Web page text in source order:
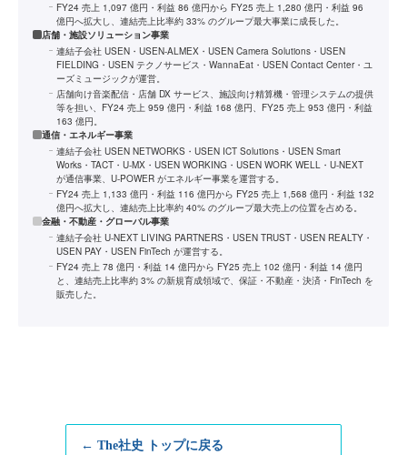
FY24 売上 1,097 億円・利益 86 億円から FY25 売上 1,280 億円・利益 96
億円へ拡大し、連結売上比率約 33% のグループ最大事業に成長した。
店舗・施設ソリューション事業
連結子会社 USEN・USEN-ALMEX・USEN Camera Solutions・USEN
FIELDING・USEN テクノサービス・WannaEat・USEN Contact Center・ユ
ーズミュージックが運営。
店舗向け音楽配信・店舗 DX サービス、施設向け精算機・管理システムの提供
等を担い、FY24 売上 959 億円・利益 168 億円、FY25 売上 953 億円・利益
163 億円。
通信・エネルギー事業
連結子会社 USEN NETWORKS・USEN ICT Solutions・USEN Smart
Works・TACT・U-MX・USEN WORKING・USEN WORK WELL・U-NEXT
が通信事業、U-POWER がエネルギー事業を運営する。
FY24 売上 1,133 億円・利益 116 億円から FY25 売上 1,568 億円・利益 132
億円へ拡大し、連結売上比率約 40% のグループ最大売上の位置を占める。
金融・不動産・グローバル事業
連結子会社 U-NEXT LIVING PARTNERS・USEN TRUST・USEN REALTY・
USEN PAY・USEN FinTech が運営する。
FY24 売上 78 億円・利益 14 億円から FY25 売上 102 億円・利益 14 億円
と、連結売上比率約 3% の新規育成領域で、保証・不動産・決済・FinTech を
販売した。
← The社史 トップに戻る